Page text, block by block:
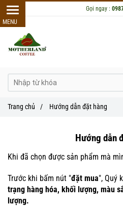
Hướng dẫn
Khi đã chọn được sản phẩm mà
Trước khi bấm nút "đặt mua", Quý
trạng hàng hóa, khối lượng, màu
lượng.
Trang chủ / Hướng dẫn đặt hàng
Gọi ngay :